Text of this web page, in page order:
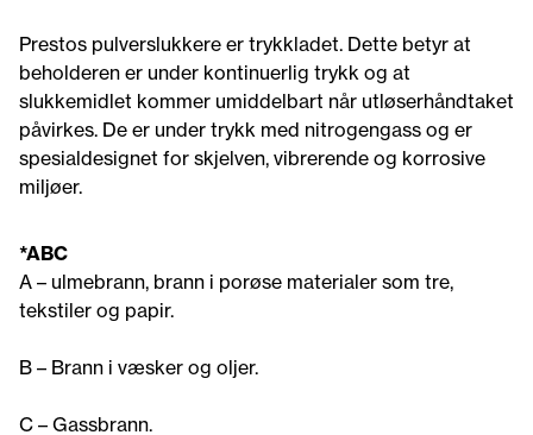
Prestos pulverslukkere er trykkladet. Dette betyr at
beholderen er under kontinuerlig trykk og at
slukkemidlet kommer umiddelbart når utløserhåndtaket
påvirkes. De er under trykk med nitrogengass og er
spesialdesignet for skjelven, vibrerende og korrosive
miljøer.
*ABC
A – ulmebrann, brann i porøse materialer som tre,
tekstiler og papir.
B – Brann i væsker og oljer.
C – Gassbrann.